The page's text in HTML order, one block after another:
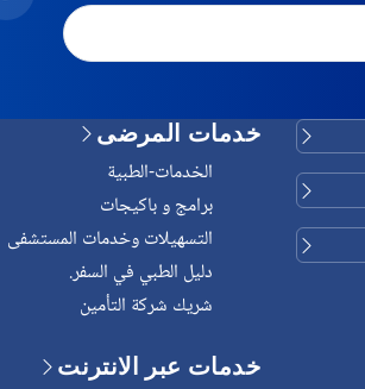
خدمات المرضى
الخدمات-الطبية
برامج و باكيجات
التسهيلات وخدمات المستشفى
دليل الطبي في السفر.
شريك شركة التأمين
خدمات عبر الانترنت